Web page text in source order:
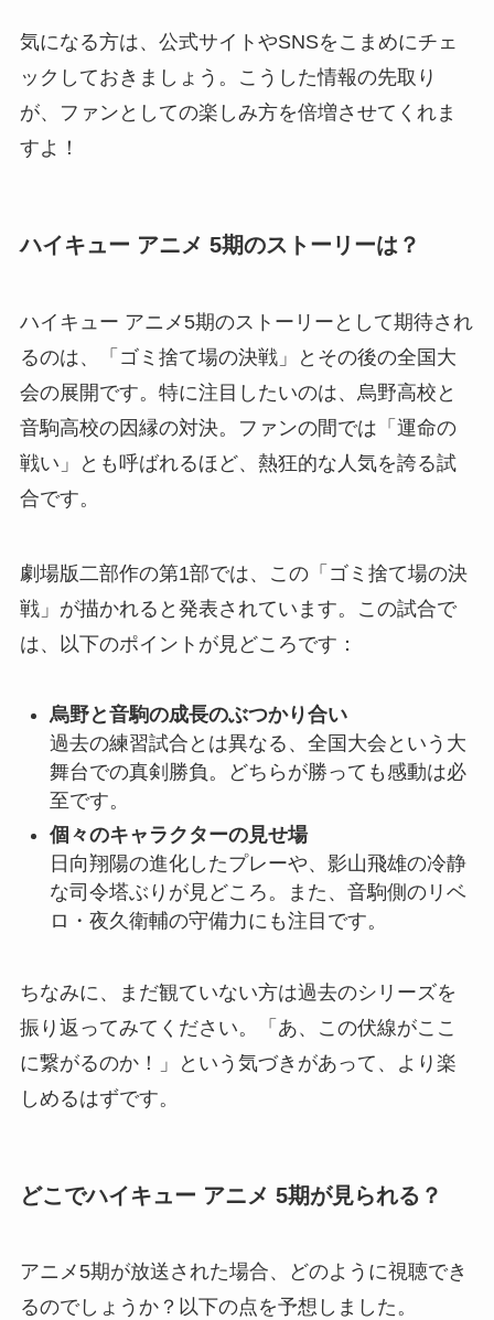
気になる方は、公式サイトやSNSをこまめにチェ
ックしておきましょう。こうした情報の先取り
が、ファンとしての楽しみ方を倍増させてくれま
すよ！
ハイキュー アニメ 5期のストーリーは？
ハイキュー アニメ5期のストーリーとして期待され
るのは、「ゴミ捨て場の決戦」とその後の全国大
会の展開です。特に注目したいのは、烏野高校と
音駒高校の因縁の対決。ファンの間では「運命の
戦い」とも呼ばれるほど、熱狂的な人気を誇る試
合です。
劇場版二部作の第1部では、この「ゴミ捨て場の決
戦」が描かれると発表されています。この試合で
は、以下のポイントが見どころです：
烏野と音駒の成長のぶつかり合い
過去の練習試合とは異なる、全国大会という大
舞台での真剣勝負。どちらが勝っても感動は必
至です。
個々のキャラクターの見せ場
日向翔陽の進化したプレーや、影山飛雄の冷静
な司令塔ぶりが見どころ。また、音駒側のリベ
ロ・夜久衛輔の守備力にも注目です。
ちなみに、まだ観ていない方は過去のシリーズを
振り返ってみてください。「あ、この伏線がここ
に繋がるのか！」という気づきがあって、より楽
しめるはずです。
どこでハイキュー アニメ 5期が見られる？
アニメ5期が放送された場合、どのように視聴でき
るのでしょうか？以下の点を予想しました。